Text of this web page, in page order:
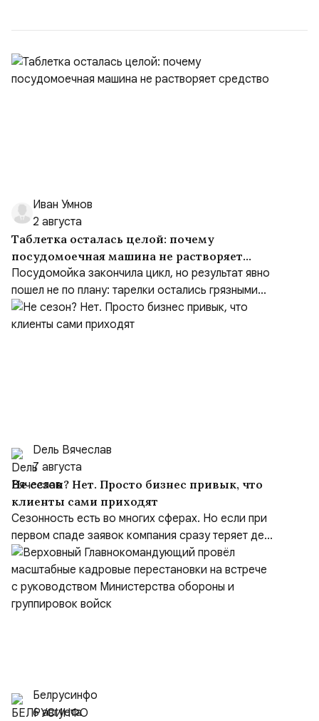
Иван Умнов
2 августа
Таблетка осталась целой: почему
посудомоечная машина не растворяет
средство
Посудомойка закончила цикл, но результат явно
пошел не по плану: тарелки остались грязными...
Dель Вячеслав
7 августа
Не сезон? Нет. Просто бизнес привык, что
клиенты сами приходят
Сезонность есть во многих сферах. Но если при
первом спаде заявок компания сразу теряет де...
Белрусинфо
6 августа